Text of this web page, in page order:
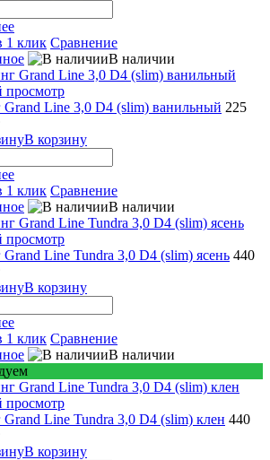
1 клик Сравнение
В наличии
просмотр
Line 3,0 D4 (slim) ванильный 225
В корзину
1 клик Сравнение
В наличии
просмотр
Line Tundra 3,0 D4 (slim) ясень 440
В корзину
1 клик Сравнение
В наличии
просмотр
Line Tundra 3,0 D4 (slim) клен 440
В корзину